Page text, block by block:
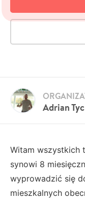
Adrian Tyc
Witam wszystkich
synowi 8
wyprowadzić się
mieszkalnych